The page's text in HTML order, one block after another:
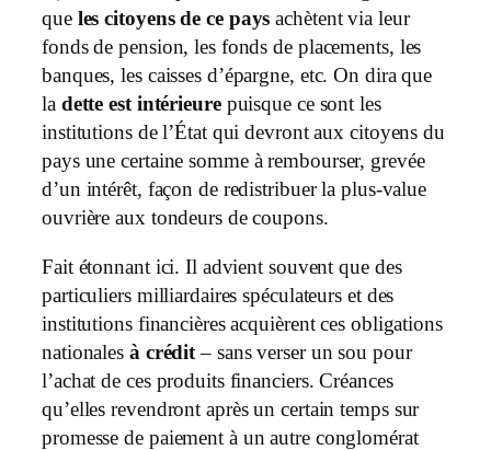
que les citoyens de ce pays achètent via leur
fonds de pension, les fonds de placements, les
banques, les caisses d’épargne, etc. On dira que
la dette est intérieurepuisque ce sont les
institutions de l’État qui devront aux citoyens du
pays une certaine somme à rembourser, grevée
d’un intérêt, façon de redistribuer la plus-value
ouvrière aux tondeurs de coupons.
Fait étonnant ici. Il advient souvent que des
particuliers milliardaires spéculateurs et des
institutions financières acquièrent ces obligations
nationales à crédit – sans verser un sou pour
l’achat de ces produits financiers. Créances
qu’elles revendront après un certain temps sur
promesse de paiement à un autre conglomérat